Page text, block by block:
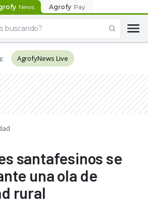
News Agrofy Pay
: AgrofyNews Live
santafesinos se
una ola de
rural